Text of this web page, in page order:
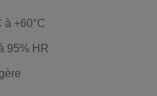
à +60°C
95% HR